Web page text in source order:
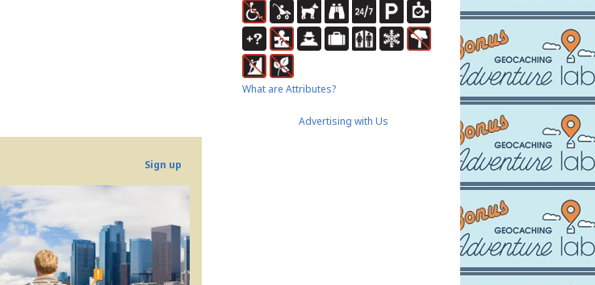
Sign up
What are Attributes?
Advertising with Us